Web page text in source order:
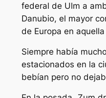
federal de Ulm a
Danubio, el mayor
de Europa en
Siempre había
estacionados en la
bebían pero no